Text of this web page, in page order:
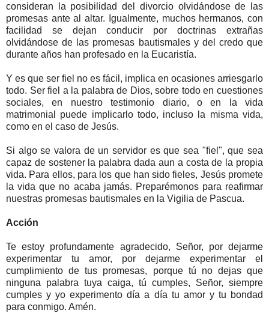
consideran la posibilidad del divorcio olvidándose de las
promesas ante al altar. Igualmente, muchos hermanos, con
facilidad se dejan conducir por doctrinas extrañas
olvidándose de las promesas bautismales y del credo que
durante años han profesado en la Eucaristía.
Y es que ser fiel no es fácil, implica en ocasiones arriesgarlo
todo. Ser fiel a la palabra de Dios, sobre todo en cuestiones
sociales, en nuestro testimonio diario, o en la vida
matrimonial puede implicarlo todo, incluso la misma vida,
como en el caso de Jesús.
Si algo se valora de un servidor es que sea "fiel", que sea
capaz de sostener la palabra dada aun a costa de la propia
vida. Para ellos, para los que han sido fieles, Jesús promete
la vida que no acaba jamás. Preparémonos para reafirmar
nuestras promesas bautismales en la Vigilia de Pascua.
Acción
Te estoy profundamente agradecido, Señor, por dejarme
experimentar tu amor, por dejarme experimentar el
cumplimiento de tus promesas, porque tú no dejas que
ninguna palabra tuya caiga, tú cumples, Señor, siempre
cumples y yo experimento día a día tu amor y tu bondad
para conmigo. Amén.